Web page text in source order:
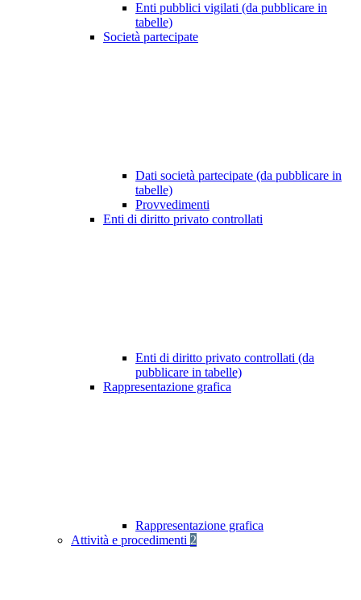
Enti pubblici vigilati (da pubblicare in
tabelle)
Società partecipate
Dati società partecipate (da pubblicare in
tabelle)
Provvedimenti
Enti di diritto privato controllati
Enti di diritto privato controllati (da
pubblicare in tabelle)
Rappresentazione grafica
Rappresentazione grafica
Attività e procedimenti 2